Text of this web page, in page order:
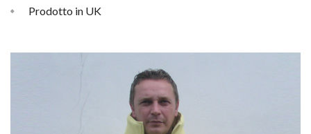
Prodotto in UK